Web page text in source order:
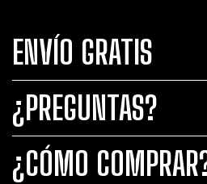
ENVÍO GRATIS
¿PREGUNTAS?
¿CÓMO